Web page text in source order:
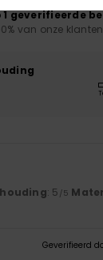
1 geverifieerde
van onze
: 5 /5
Geverifieerd